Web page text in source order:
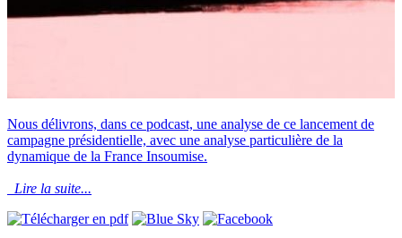
Nous délivrons, dans ce podcast, une analyse de ce lancement de
campagne présidentielle, avec une analyse particulière de la
dynamique de la France Insoumise.
Lire la suite...